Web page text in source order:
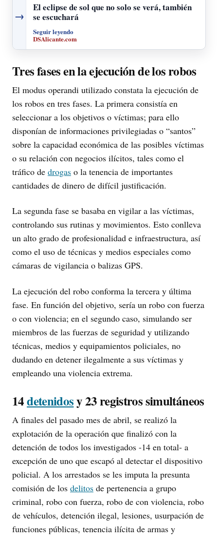
→
El eclipse de sol que no solo se verá, también
se escuchará
Seguir leyendo
DSAlicante.com
Tres fases en la ejecución de los robos
El modus operandi utilizado constata la ejecución de
los robos en tres fases. La primera consistía en
seleccionar a los objetivos o víctimas; para ello
disponían de informaciones privilegiadas o “santos”
sobre la capacidad económica de las posibles víctimas
o su relación con negocios ilícitos, tales como el
tráfico de drogas o la tenencia de importantes
cantidades de dinero de difícil justificación.
La segunda fase se basaba en vigilar a las víctimas,
controlando sus rutinas y movimientos. Esto conlleva
un alto grado de profesionalidad e infraestructura, así
como el uso de técnicas y medios especiales como
cámaras de vigilancia o balizas GPS.
La ejecución del robo conforma la tercera y última
fase. En función del objetivo, sería un robo con fuerza
o con violencia; en el segundo caso, simulando ser
miembros de las fuerzas de seguridad y utilizando
técnicas, medios y equipamientos policiales, no
dudando en detener ilegalmente a sus víctimas y
empleando una violencia extrema.
14detenidosy 23 registros simultáneos
A finales del pasado mes de abril, se realizó la
explotación de la operación que finalizó con la
detención de todos los investigados -14 en total- a
excepción de uno que escapó al detectar el dispositivo
policial. A los arrestados se les imputa la presunta
comisión de los delitos de pertenencia a grupo
criminal, robo con fuerza, robo de con violencia, robo
de vehículos, detención ilegal, lesiones, usurpación de
funciones públicas, tenencia ilícita de armas y